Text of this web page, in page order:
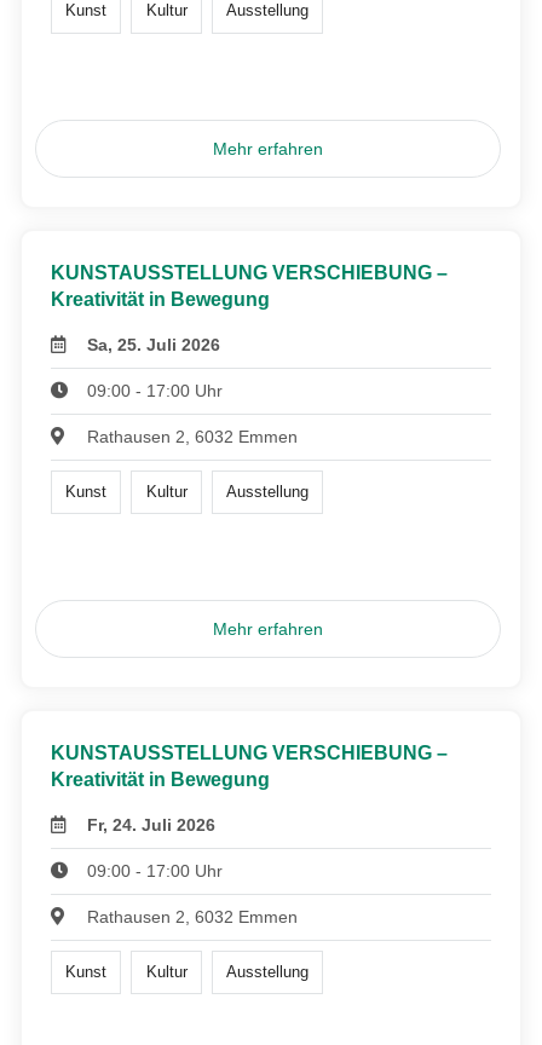
Kunst Kultur Ausstellung
Mehr erfahren
KUNSTAUSSTELLUNG VERSCHIEBUNG –
Kreativität in Bewegung
Sa, 25. Juli 2026
09:00 - 17:00 Uhr
Rathausen 2, 6032 Emmen
Kunst Kultur Ausstellung
Mehr erfahren
KUNSTAUSSTELLUNG VERSCHIEBUNG –
Kreativität in Bewegung
Fr, 24. Juli 2026
09:00 - 17:00 Uhr
Rathausen 2, 6032 Emmen
Kunst Kultur Ausstellung